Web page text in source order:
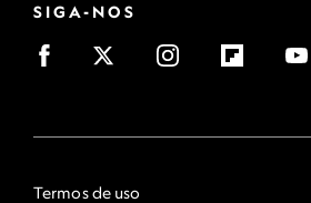
SIGA-NOS
Termos de uso